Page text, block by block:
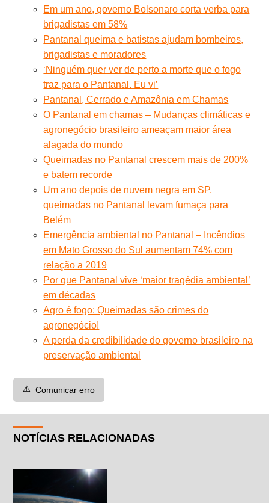
Em um ano, governo Bolsonaro corta verba para
brigadistas em 58%
Pantanal queima e batistas ajudam bombeiros,
brigadistas e moradores
‘Ninguém quer ver de perto a morte que o fogo
traz para o Pantanal. Eu vi’
Pantanal, Cerrado e Amazônia em Chamas
O Pantanal em chamas – Mudanças climáticas e
agronegócio brasileiro ameaçam maior área
alagada do mundo
Queimadas no Pantanal crescem mais de 200%
e batem recorde
Um ano depois de nuvem negra em SP,
queimadas no Pantanal levam fumaça para
Belém
Emergência ambiental no Pantanal – Incêndios
em Mato Grosso do Sul aumentam 74% com
relação a 2019
Por que Pantanal vive ‘maior tragédia ambiental’
em décadas
Agro é fogo: Queimadas são crimes do
agronegócio!
A perda da credibilidade do governo brasileiro na
preservação ambiental
⚠️ Comunicar erro
NOTÍCIAS RELACIONADAS